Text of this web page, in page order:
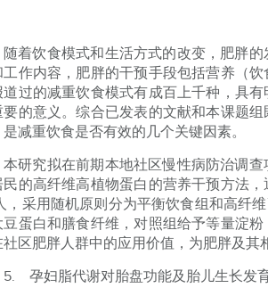
随着饮食模式和生活方式的改变，肥胖
工作内容，肥胖的干预手段包括营养（
道过的减重饮食模式有成百上千种，具
要的意义。综合已发表的文献和本课题
减重饮食是否有效的几个关键因素。
本研究拟在前期本地社区慢性病防治调
民的高纤维高植物蛋白的营养干预方法
，采用随机原则分为平衡饮食组和高纤
豆蛋白和膳食纤维，对照组给予等量淀
区肥胖人群中的应用价值，为肥胖及其
5. 孕妇脂代谢对胎盘功能及胎儿生长发